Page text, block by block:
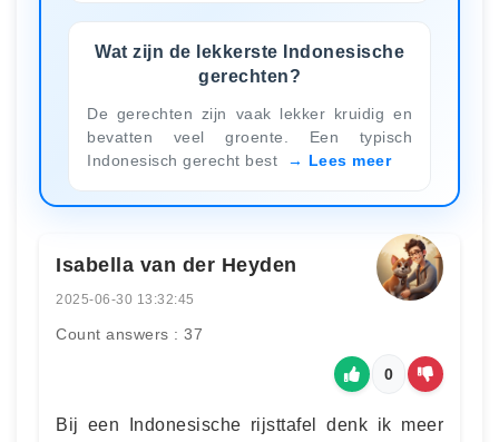
Wat zijn de lekkerste Indonesische
gerechten?
De gerechten zijn vaak lekker kruidig en
bevatten veel groente. Een typisch
Indonesisch gerecht best
Lees meer
Isabella van der Heyden
2025-06-30 13:32:45
Count answers : 37
0
Bij een Indonesische rijsttafel denk ik meer